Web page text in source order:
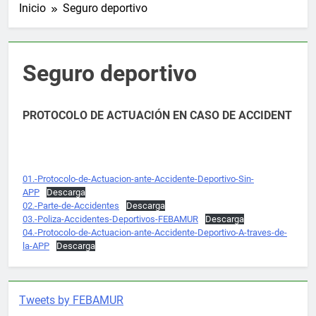
Inicio Seguro deportivo
Seguro deportivo
PROTOCOLO DE ACTUACIÓN EN CASO DE ACCIDENT
01.-Protocolo-de-Actuacion-ante-Accidente-Deportivo-Sin-
APP
Descarga
02.-Parte-de-Accidentes
Descarga
03.-Poliza-Accidentes-Deportivos-FEBAMUR
Descarga
04.-Protocolo-de-Actuacion-ante-Accidente-Deportivo-A-traves-de-
la-APP
Descarga
Tweets by FEBAMUR